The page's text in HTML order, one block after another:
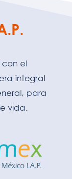
con el
integral
para
vida.